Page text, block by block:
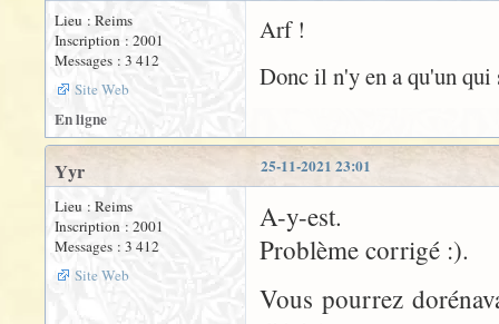
Lieu : Reims
Inscription : 2001
Messages : 3 412
Site Web
Arf !
Donc il n'y en a qu'un
En ligne
25-11-2021 23:01
Yyr
Lieu : Reims
Inscription : 2001
Messages : 3 412
Site Web
A-y-est.
Problème corrigé :).
Vous pourrez